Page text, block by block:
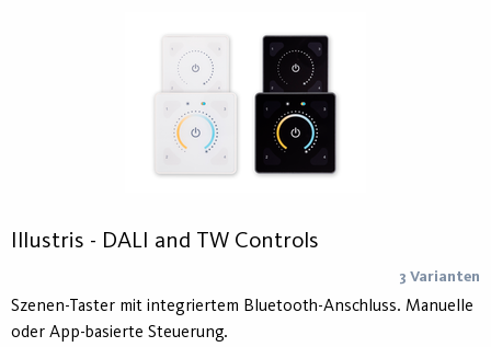
niedrigen Bauweise ist die Installation nahezu unsichtbar.
Mittels Fernbedienung können Funktionen wie Bewegungs-
oder Präsenzmelder, Konstantlichtregelung oder
Korridorfunktion aufgrund der umfangreichen
Softwareoptionen eingestellt werden.
Illustris - DALI and TW Controls
3 Varianten
Szenen-Taster mit integriertem Bluetooth-Anschluss. Manuelle
oder App-basierte Steuerung.